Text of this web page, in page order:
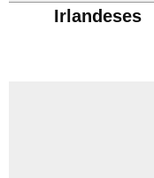
Irlandeses